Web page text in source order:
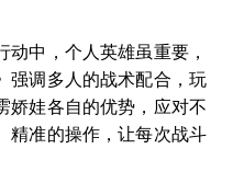
中，个人英雄虽重要，
强调多人的战术配合，玩
娇娃各自的优势，应对不
精准的操作，让每次战斗